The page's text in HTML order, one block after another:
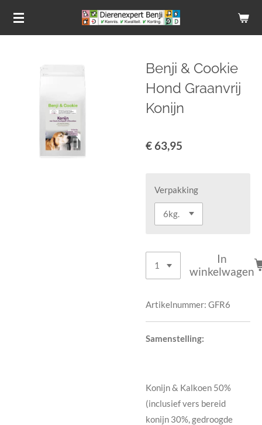
Ga
hoofdinhoud
Benji & Cookie
Hond Graanvrij
Konijn
€ 63,95
Verpakking
In
winkelwagen
Artikelnummer: GFR6
Samenstelling:
Konijn & Kalkoen 50%
(inclusief vers bereid
konijn 30%, gedroogde